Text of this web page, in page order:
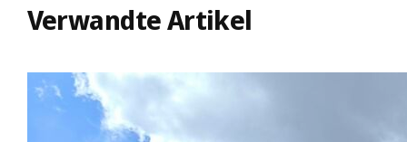
Verwandte Artikel